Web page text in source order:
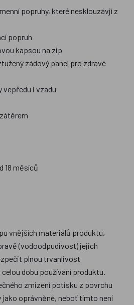
popruhy, které nesklouzávjí z
popruh
kapsou na zip
zádový panel pro zdravé
vepředu i vzadu
18 měsíců
vnějších materiálů produktu,
(vodoodpudivost) jejich
plnou trvanlivost
dobu používání produktu.
zmizení potisku z povrchu
jako oprávněné, neboť tímto není